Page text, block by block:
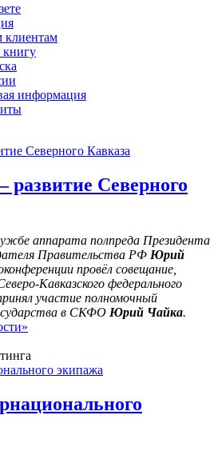
книгу
информация
Северного
аппарата полпреда Президента
Правительства РФ Юрий
провёл совещание,
Кавказского федерального
участие полномочный
в СКФО Юрий Чайка.